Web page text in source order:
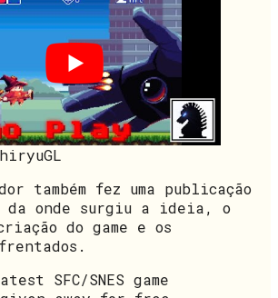
também fez uma publicação
da onde surgiu a ideia, o
do game e os
SFC/SNES game